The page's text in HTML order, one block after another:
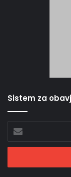
Sistem za
Email
adresu